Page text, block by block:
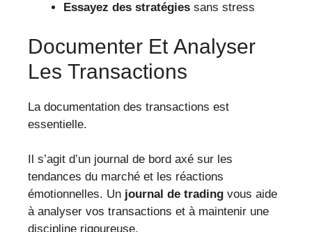
Essayez des stratégies sans stress
Documenter Et Analyser
Les Transactions
La documentation des transactions est
essentielle.
Il s’agit d’un journal de bord axé sur les
tendances du marché et les réactions
émotionnelles. Un journal de trading vous aide
à analyser vos transactions et à maintenir une
discipline rigoureuse.